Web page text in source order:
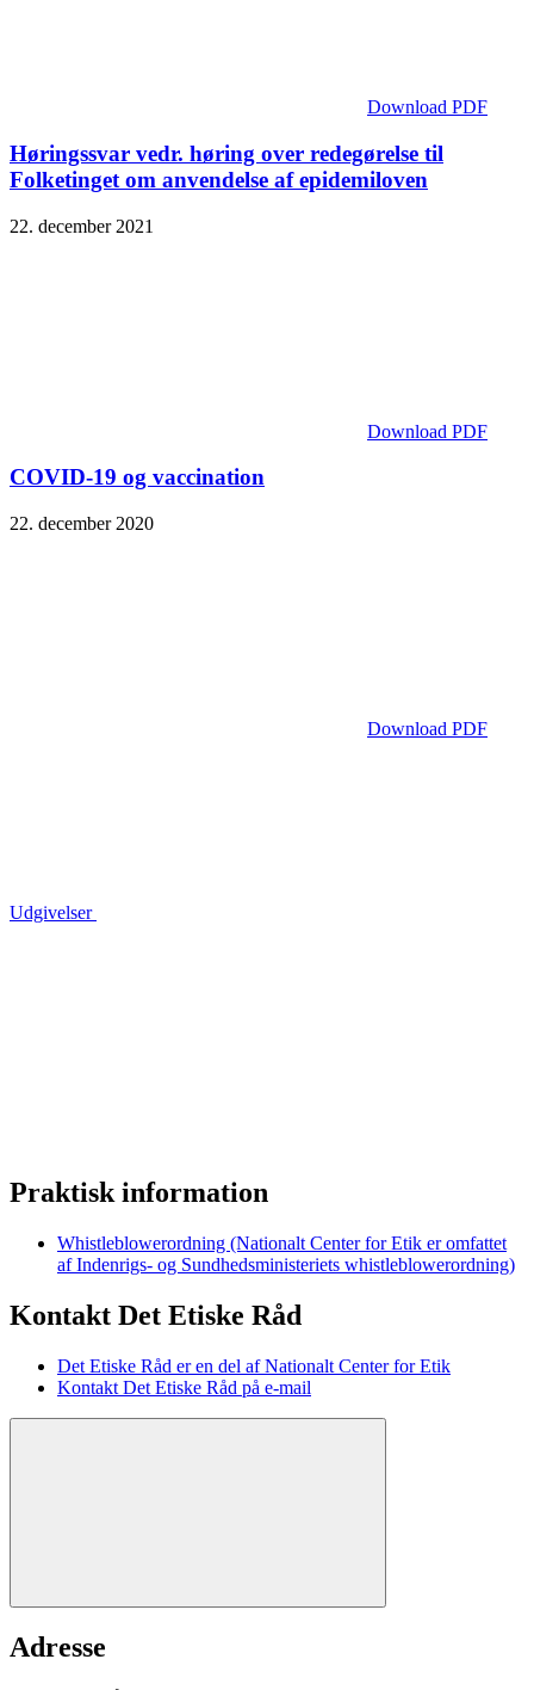
Download PDF
Høringssvar vedr. høring over redegørelse til
Folketinget om anvendelse af epidemiloven
22. december 2021
Download PDF
COVID-19 og vaccination
22. december 2020
Download PDF
Udgivelser
Praktisk information
Whistleblowerordning (Nationalt Center for Etik er omfattet
af Indenrigs- og Sundhedsministeriets whistleblowerordning)
Kontakt Det Etiske Råd
Det Etiske Råd er en del af Nationalt Center for Etik
Kontakt Det Etiske Råd på e-mail
Adresse